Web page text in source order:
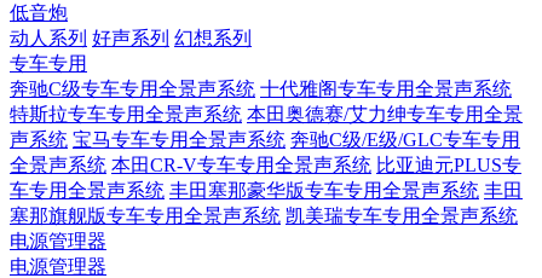
低音炮
动人系列 好声系列 幻想系列
专车专用
奔驰C级专车专用全景声系统 十代雅阁专车专用全景声系统
特斯拉专车专用全景声系统 本田奥德赛/艾力绅专车专用全景
声系统 宝马专车专用全景声系统 奔驰C级/E级/GLC专车专用
全景声系统 本田CR-V专车专用全景声系统 比亚迪元PLUS专
车专用全景声系统 丰田塞那豪华版专车专用全景声系统 丰田
塞那旗舰版专车专用全景声系统 凯美瑞专车专用全景声系统
电源管理器
电源管理器